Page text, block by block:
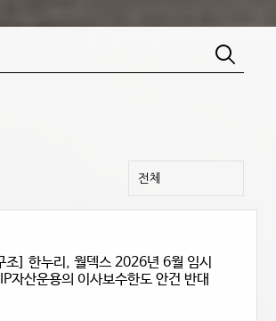
조] 한누리, 월덱스 2026년 6월 임시
자산운용의 이사보수한도 안건 반대